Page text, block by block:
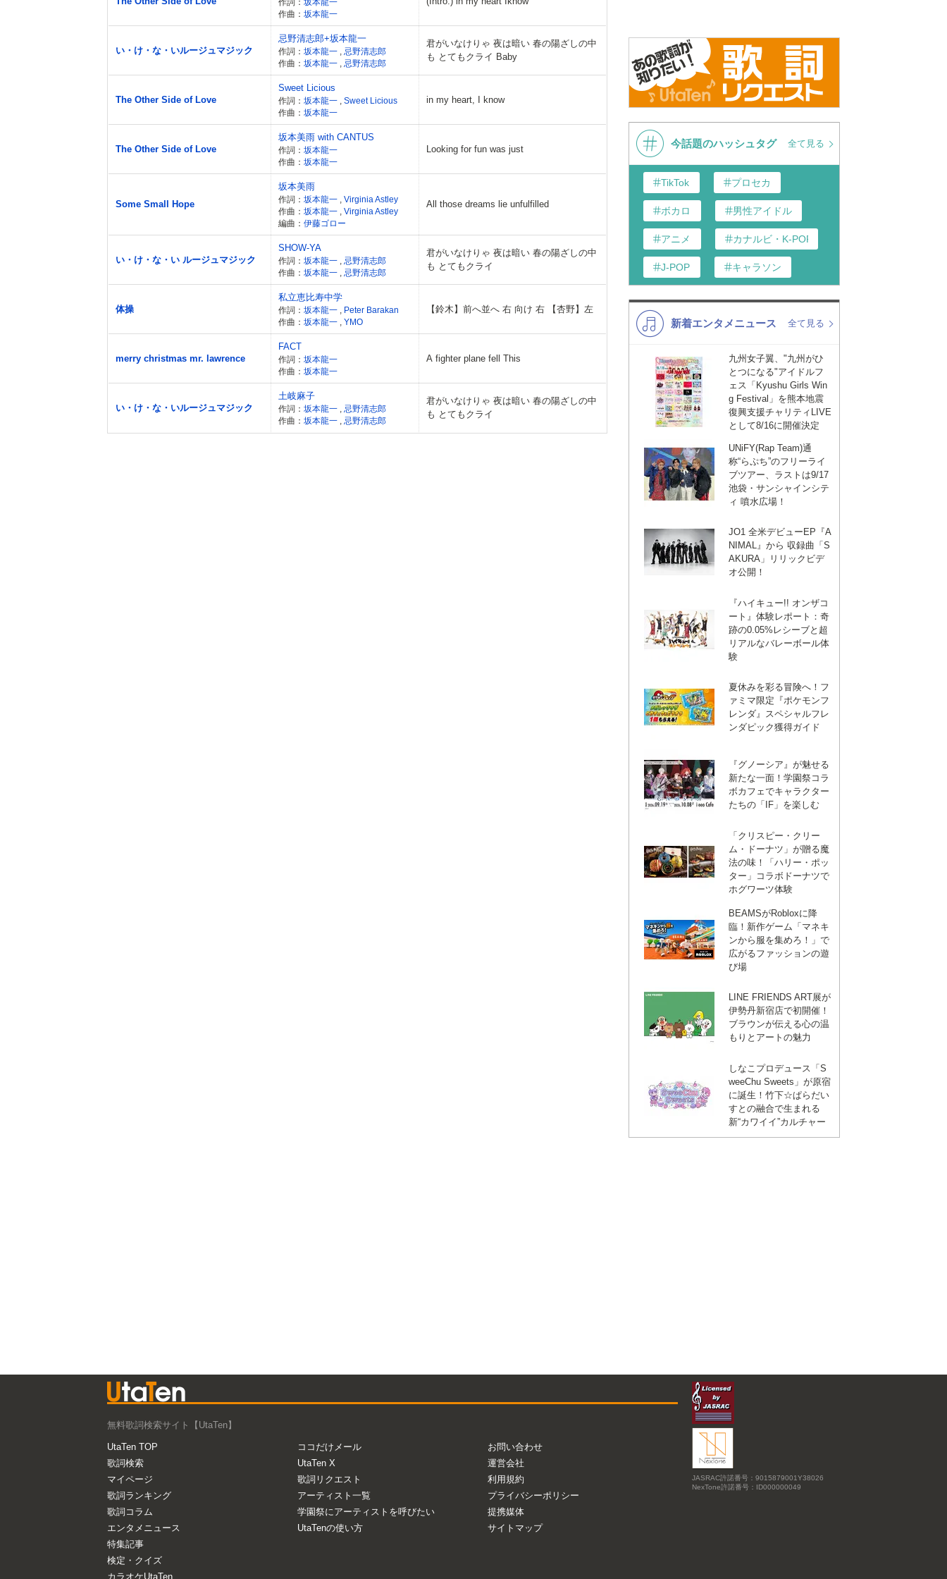
作曲： 坂本龍一
い・け・な・いルージュマジック
忌野清志郎+坂本龍一
作詞： 坂本龍一
忌野清志郎
作曲： 坂本龍一 忌野清志郎
君がいなけりゃ 夜は暗い 春の陽ざしの中
も とてもクライ Baby
The Other Side of Love
Sweet Licious
作詞： 坂本龍一
Sweet Licious
作曲： 坂本龍一
in my heart, I know
The Other Side of Love
坂本美雨 with CANTUS
作詞： 坂本龍一
作曲： 坂本龍一
Looking for fun was just
Some Small Hope
坂本美雨
作詞： 坂本龍一
Virginia Astley
作曲： 坂本龍一
Virginia Astley
編曲： 伊藤ゴロー
All those dreams lie unfulfilled
い・け・な・い ルージュマジック
SHOW-YA
作詞： 坂本龍一
忌野清志郎
作曲： 坂本龍一 忌野清志郎
君がいなけりゃ 夜は暗い 春の陽ざしの中
も とてもクライ
体操
私立恵比寿中学
作詞： 坂本龍一
Peter Barakan
作曲： 坂本龍一 YMO
【鈴木】前へ並へ 右 向け 右 【杏野】左
merry christmas mr. lawrence
FACT
作詞： 坂本龍一
作曲： 坂本龍一
A fighter plane fell This
い・け・な・いルージュマジック
土岐麻子
作詞： 坂本龍一
忌野清志郎
作曲： 坂本龍一 忌野清志郎
君がいなけりゃ 夜は暗い 春の陽ざしの中
も とてもクライ
今話題のハッシュタグ 全て見る
TikTok プロセカ
ボカロ 男性アイドル
アニメ カナルビ・K-POP和訳
J-POP キャラソン
K-POP 洋楽
演歌・歌謡
VTuber ジャニーズ
新着エンタメニュース 全て見る
九州女子翼、"九州がひ
とつになる"アイドルフ
ェス「Kyushu Girls Win
g Festival」を熊本地震
復興支援チャリティLIVE
として8/16に開催決定
UNiFY(Rap Team)通
称“らぷち”のフリーライ
ブツアー、ラストは9/17
池袋・サンシャインシテ
ィ 噴水広場！
JO1 全米デビューEP『A
NIMAL』から 収録曲「S
AKURA」リリックビデ
オ公開！
『ハイキュー!! オンザコ
ート』体験レポート：奇
跡の0.05%レシーブと超
リアルなバレーボール体
験
夏休みを彩る冒険へ！フ
ァミマ限定『ポケモンフ
レンダ』スペシャルフレ
ンダピック獲得ガイド
『グノーシア』が魅せる
新たな一面！学園祭コラ
ボカフェでキャラクター
たちの「IF」を楽しむ
「クリスピー・クリー
ム・ドーナツ」が贈る魔
法の味！「ハリー・ポッ
ター」コラボドーナツで
ホグワーツ体験
BEAMSがRobloxに降
臨！新作ゲーム「マネキ
ンから服を集めろ！」で
広がるファッションの遊
び場
LINE FRIENDS ART展が
伊勢丹新宿店で初開催！
ブラウンが伝える心の温
もりとアートの魅力
しなこプロデュース「S
weeChu Sweets」が原宿
に誕生！竹下☆ぱらだい
すとの融合で生まれる
新“カワイイ”カルチャー
無料歌詞検索サイト【UtaTen】
UtaTen TOP
歌詞検索
マイページ
歌詞ランキング
歌詞コラム
エンタメニュース
特集記事
検定・クイズ
カラオケUtaTen
ココだけメール
UtaTen X
歌詞リクエスト
アーティスト一覧
学園祭にアーティストを呼びたい
UtaTenの使い方
お問い合わせ
運営会社
利用規約
プライバシーポリシー
提携媒体
サイトマップ
JASRAC許諾番号：9015879001Y38026
NexTone許諾番号：ID000000049